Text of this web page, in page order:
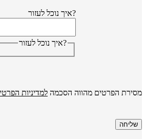
?איך נוכל לעזור
?איך נוכל לעזור
הפרטים מהווה הסכמה למדיניות הפרטיות
שליחה